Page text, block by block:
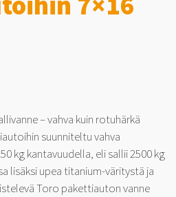
– vahva kuin rotuhärkä
suunniteltu vahva
kg kantavuudella, eli sallii 2500 kg
lisäksi upea titanium-väritystä ja
Toro pakettiauton vanne